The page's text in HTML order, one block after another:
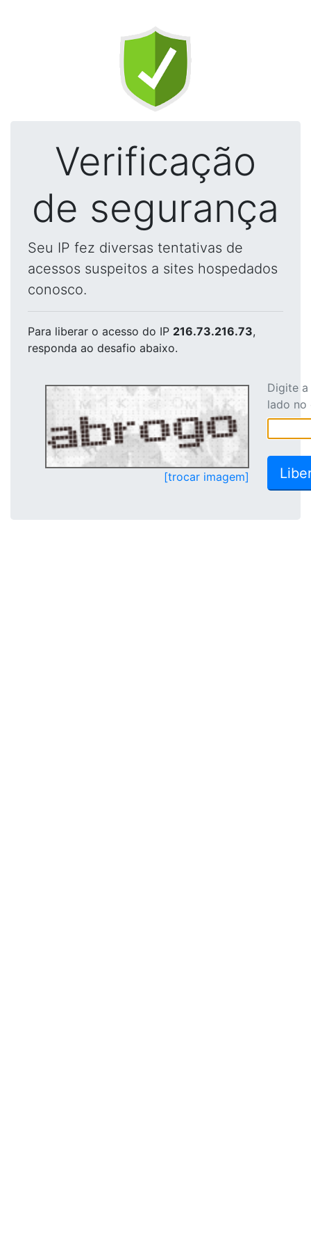
Verificação
de segurança
Seu IP fez diversas tentativas de
acessos suspeitos a sites hospedados
conosco.
Para liberar o acesso do IP 216.73.216.73,
responda ao desafio abaixo.
[trocar imagem]
Digite
lado no